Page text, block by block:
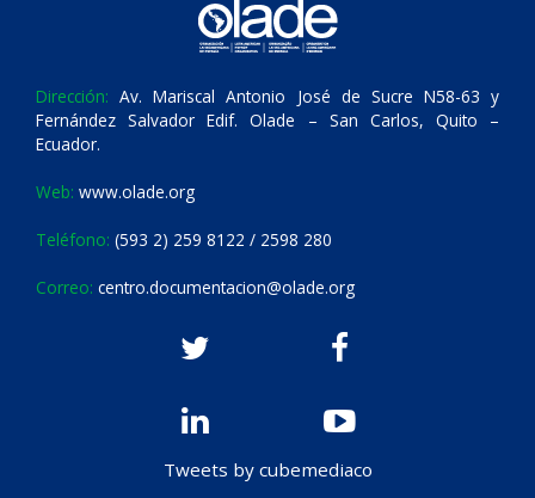
Dirección: Av. Mariscal Antonio José de Sucre N58-63 y
Fernández Salvador Edif. Olade – San Carlos, Quito –
Ecuador.
Web: www.olade.org
Teléfono: (593 2) 259 8122 / 2598 280
Correo: centro.documentacion@olade.org
Tweets by cubemediaco